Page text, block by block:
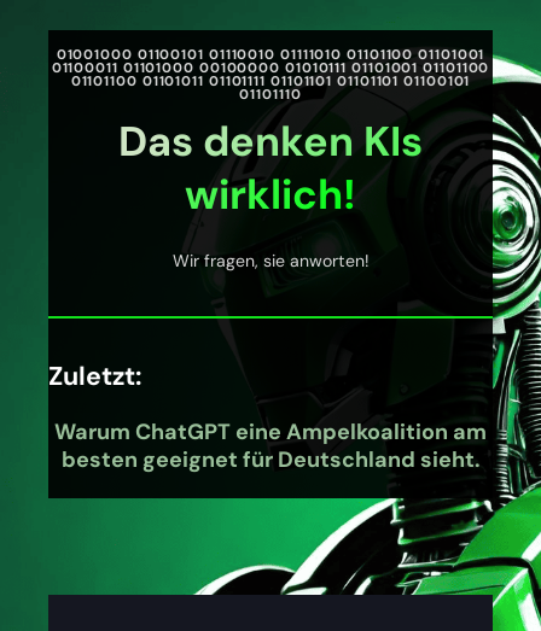
01001000 01100101 01110010 01111010 01101100 01101001
01100011 01101000 00100000 01010111 01101001 01101100
01101100 01101011 01101111 01101101 01101101 01100101
01101110
Das denken KIs
wirklich!
Wir fragen, sie anworten!
Zuletzt:
Warum ChatGPT eine Ampelkoalition am
besten geeignet für Deutschland sieht.